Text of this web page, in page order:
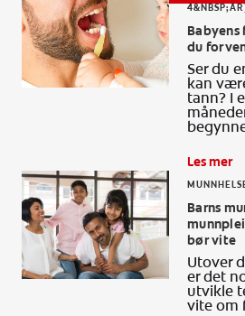
Babyens
du
Ser du
kan
tann? I
Les mer
Barns
bør vite
Utover
er det
utvikle
vite om